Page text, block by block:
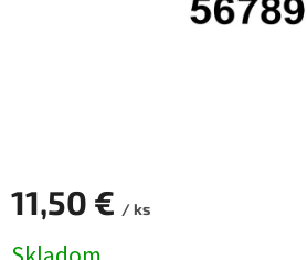
11,50 € / ks